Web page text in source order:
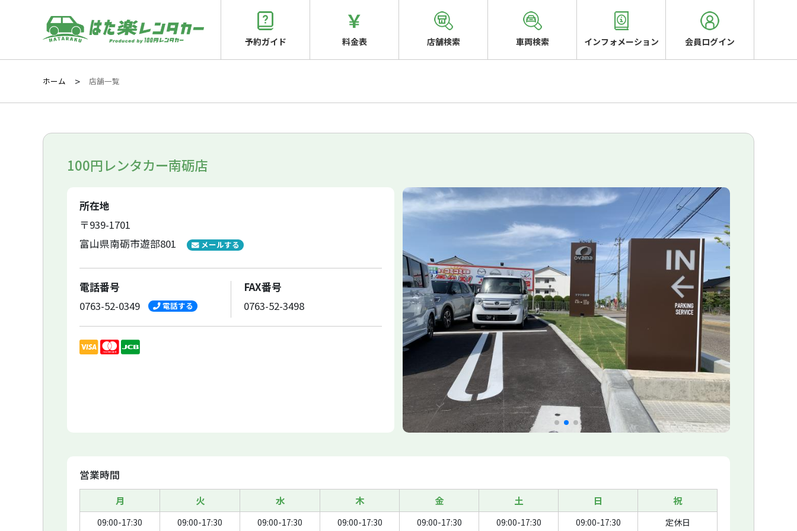
予約ガイド 料金表 店舗検索 車両検索 インフォメーション 会員ログイン
ホーム 店舗一覧
100円レンタカー南砺店
所在地
〒939-1701
富山県南砺市遊部801
メールする
電話番号
0763-52-0349
電話する
FAX番号
0763-52-3498
営業時間
月 火 水 木 金 土 日 祝
09:00-17:30 09:00-17:30 09:00-17:30 09:00-17:30 09:00-17:30 09:00-17:30 09:00-17:30 定休日